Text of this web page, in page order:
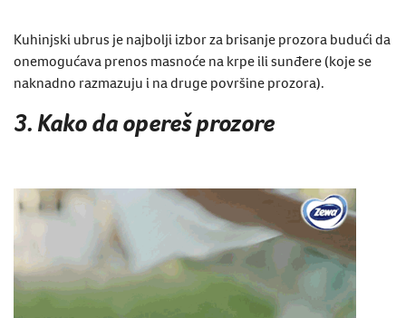
Kuhinjski ubrus je najbolji izbor za brisanje prozora budući da
onemogućava prenos masnoće na krpe ili sunđere (koje se
naknadno razmazuju i na druge površine prozora).
3. Kako da opereš prozore